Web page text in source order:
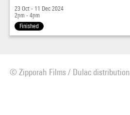
23 Oct - 11 Dec 2024
2pm - 4pm
Finished
© Zipporah Films / Dulac distribution